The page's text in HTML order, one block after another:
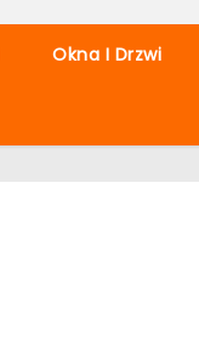
Okna I Drzwi